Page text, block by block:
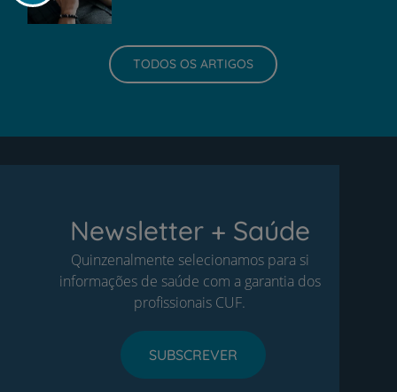
TODOS OS ARTIGOS
Newsletter + Saúde
Quinzenalmente selecionamos para si
informações de saúde com a garantia dos
profissionais CUF.
SUBSCREVER